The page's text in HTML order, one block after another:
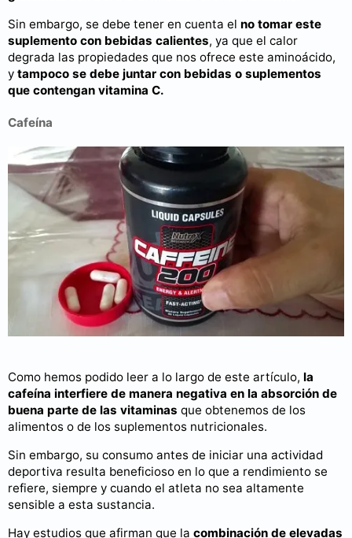
Sin embargo, se debe tener en cuenta el no tomar este
suplemento con bebidas calientes, ya que el calor
degrada las propiedades que nos ofrece este aminoácido,
y tampoco se debe juntar con bebidas o suplementos
que contengan vitamina C.
Cafeína
Como hemos podido leer a lo largo de este artículo, la
cafeína interfiere de manera negativa en la absorción de
buena parte de las vitaminas que obtenemos de los
alimentos o de los suplementos nutricionales.
Sin embargo, su consumo antes de iniciar una actividad
deportiva resulta beneficioso en lo que a rendimiento se
refiere, siempre y cuando el atleta no sea altamente
sensible a esta sustancia.
Hay estudios que afirman que la combinación de elevadas